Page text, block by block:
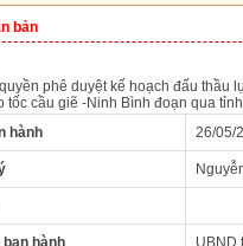
bản
phê duyệt kế hoạch đấu
tốc cầu giẽ -Ninh Bình đoạn qua
hành
26/05/
hành UBND